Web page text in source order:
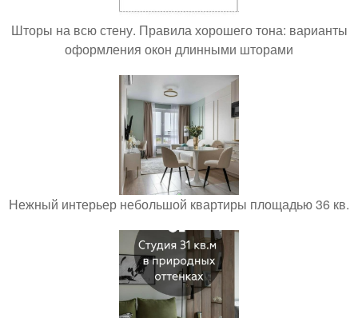
Шторы на всю стену. Правила хорошего тона: варианты
оформления окон длинными шторами
Нежный интерьер небольшой квартиры площадью 36 кв.